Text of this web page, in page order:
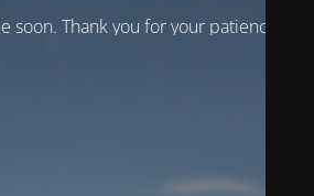
soon. Thank you for your patience!